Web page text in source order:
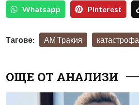
Whatsapp Pinterest
Тагове: АМ Тракия катастрофа
ОЩЕ ОТ АНАЛИЗИ